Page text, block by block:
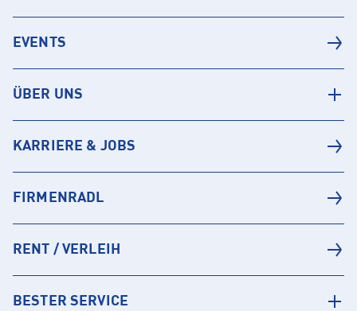
EVENTS
ÜBER UNS
KARRIERE & JOBS
FIRMENRADL
RENT / VERLEIH
BESTER SERVICE